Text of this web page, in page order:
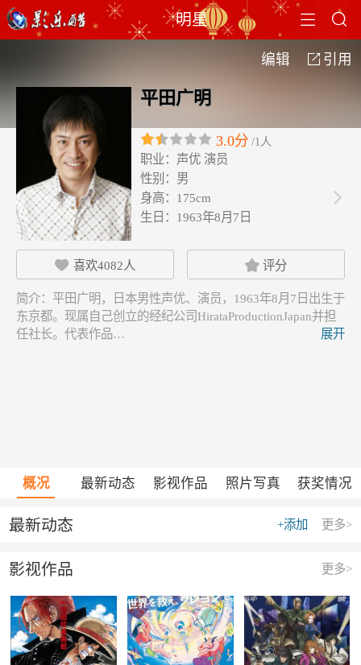
 
明星
编辑  引用
平田广明
3.0分 /1人
职业： 声优 演员
性别： 男
身高： 175cm
生日： 1963年8月7日

 喜欢4082人  评分
简介： 平田广明，日本男性声优、演员，1963年8月7日出生于
东京都。现属自己创立的经纪公司HirataProductionJapan并担
任社长。代表作品…
展开
概况 最新动态 影视作品 照片写真 获奖情况
更多>
+添加
最新动态
更多>
影视作品